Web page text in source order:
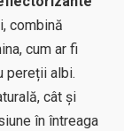
combină
cum ar fi
pereții albi.
cât și
în întreaga